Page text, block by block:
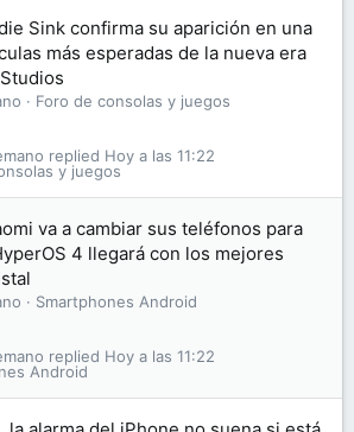
Sink confirma su aparición en una
más esperadas de la nueva era
Foro de consolas y juegos
y juegos
Hoy a las 11:22
va a cambiar sus teléfonos para
4 llegará con los mejores
Smartphones Android
Android
Hoy a las 11:22